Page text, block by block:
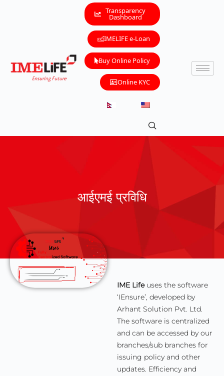
Transparency
Dashboard
IMELIFE e-Loan
Buy Online Policy
Online KYC
आईएमई प्रविधि
IME Lifeuses the software
‘IEnsure’, developed by
Arhant Solution Pvt. Ltd.
The software is centralized
and can be accessed by our
branches/sub branches for
issuing policy and other
updates. Efficiency and